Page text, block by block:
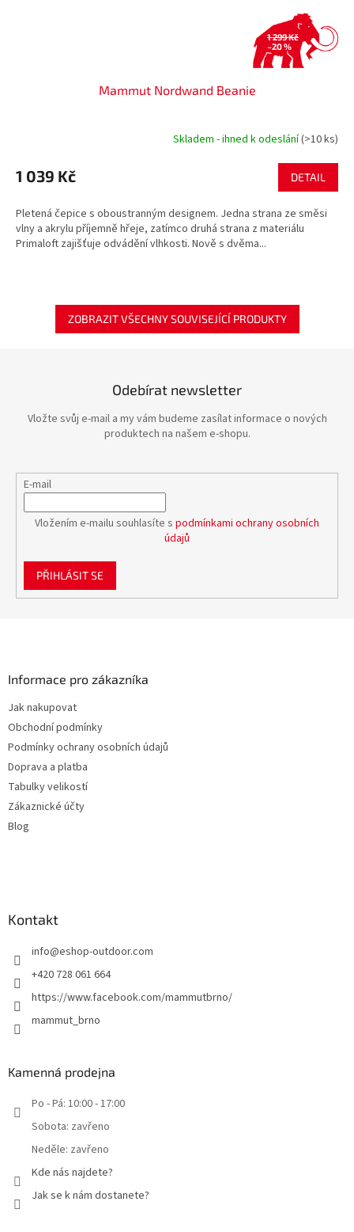
1 299 Kč
–20 %
Mammut Nordwand Beanie
Skladem - ihned k odeslání(>10 ks)
1 039 Kč DETAIL
Pletená čepice s oboustranným designem. Jedna strana ze směsi
vlny a akrylu příjemně hřeje, zatímco druhá strana z materiálu
Primaloft zajišťuje odvádění vlhkosti. Nově s dvěma...
ZOBRAZIT VŠECHNY SOUVISEJÍCÍ PRODUKTY
Odebírat newsletter
Vložte svůj e-mail a my vám budeme zasílat informace o nových
produktech na našem e-shopu.
E-mail
Vložením e-mailu souhlasíte s podmínkami ochrany osobních
údajů
PŘIHLÁSIT SE
Informace pro zákazníka
Jak nakupovat
Obchodní podmínky
Podmínky ochrany osobních údajů
Doprava a platba
Tabulky velikostí
Zákaznické účty
Blog
Kontakt
info@eshop-outdoor.com
+420 728 061 664
https://www.facebook.com/mammutbrno/
mammut_brno
Kamenná prodejna
Po - Pá: 10:00 - 17:00
Sobota: zavřeno
Neděle: zavřeno
Kde nás najdete?
Jak se k nám dostanete?